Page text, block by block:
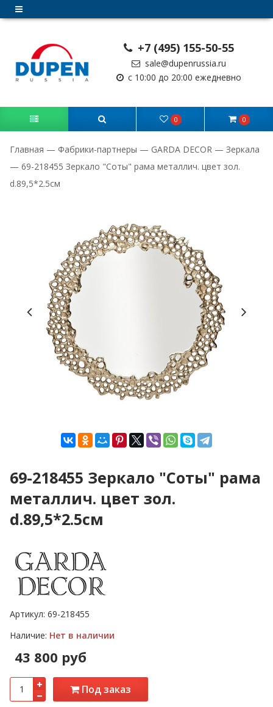
+7 (495) 155-50-55
sale@dupenrussia.ru
с 10:00 до 20:00 ежедневно
0 0
Главная — Фабрики-партнеры — GARDA DECOR — Зеркала
— 69-218455 Зеркало "Соты" рама металлич. цвет зол.
d.89,5*2.5см
69-218455 Зеркало "Соты" рама
металлич. цвет зол.
d.89,5*2.5см
Артикул: 69-218455
Наличие: Нет в наличии
43 800 руб
Под заказ